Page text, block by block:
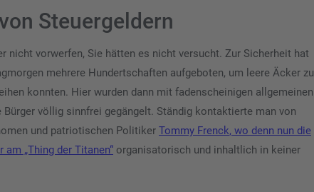
Steuergeldern
nicht vorwerfen, Sie hätten es nicht versucht. Zur Sicherheit hat
mehrere Hundertschaften aufgeboten, um leere Äcker zu
konnten. Hier wurden dann mit fadenscheinigen allgemeinen
völlig sinnfrei gegängelt. Ständig kontaktierte man von
und patriotischen Politiker Tommy Frenck, wo denn nun die
„Thing der Titanen“ organisatorisch und inhaltlich in keiner